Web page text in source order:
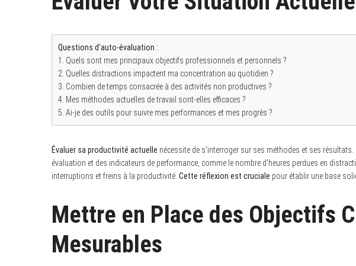
Questions d’auto-évaluation :
1. Quels sont mes principaux objectifs professionnels et personnels ?
2. Quelles distractions impactent ma concentration au quotidien ?
3. Combien de temps consacrée à des activités non productives ?
4. Mes méthodes actuelles de travail sont-elles efficaces ?
5. Ai-je des outils pour suivre mes performances et mes progrès ?
Évaluer sa productivité actuelle nécessite de s’interroger sur ses méthodes et ses
évaluation et des indicateurs de performance, comme le nombre d’heures perdues en
interruptions et freins à la productivité. Cette réflexion est cruciale pour établir une base
Mettre en Place des Objectifs
Mesurables